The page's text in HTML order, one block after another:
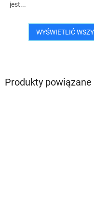
Produkty powiązane
jest...
WYŚWIETLIĆ